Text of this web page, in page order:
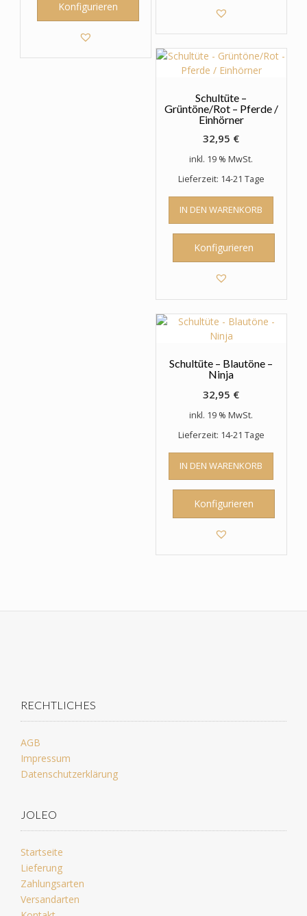
Konfigurieren
Schultüte –
Grüntöne/Rot – Pferde /
Einhörner
32,95 €
inkl. 19 % MwSt.
Lieferzeit: 14-21 Tage
IN DEN WARENKORB
Konfigurieren
Schultüte – Blautöne –
Ninja
32,95 €
inkl. 19 % MwSt.
Lieferzeit: 14-21 Tage
IN DEN WARENKORB
Konfigurieren
RECHTLICHES
AGB
Impressum
Datenschutzerklärung
JOLEO
Startseite
Lieferung
Zahlungsarten
Versandarten